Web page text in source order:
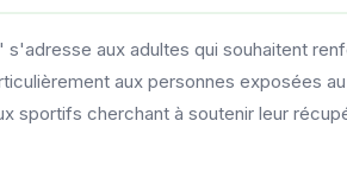
aux adultes qui souhaitent
aux personnes exposées
sportifs cherchant à soutenir leur